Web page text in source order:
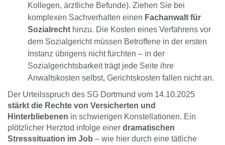
Kollegen, ärztliche Befunde). Ziehen Sie bei
komplexen Sachverhalten einen Fachanwalt für
Sozialrecht hinzu. Die Kosten eines Verfahrens vor
dem Sozialgericht müssen Betroffene in der ersten
Instanz übrigens nicht fürchten – in der
Sozialgerichtsbarkeit trägt jede Seite ihre
Anwaltskosten selbst, Gerichtskosten fallen nicht an.
Der Urteilsspruch des SG Dortmund vom 14.10.2025
stärkt die Rechte von Versicherten und
Hinterbliebenen in schwierigen Konstellationen. Ein
plötzlicher Herztod infolge einer dramatischen
Stresssituation im Job – wie hier durch eine tätliche